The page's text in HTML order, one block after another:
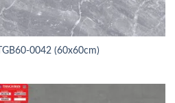
TGB60-0042 (60x60cm)